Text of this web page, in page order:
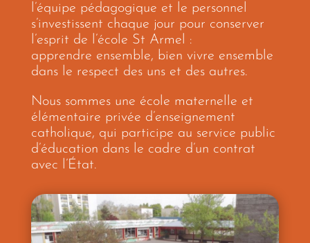
l’équipe pédagogique et le personnel
s’investissent chaque jour pour conserver
l’esprit de l’école St Armel :
apprendre ensemble, bien vivre ensemble
dans le respect des uns et des autres.
Nous sommes une école maternelle et
élémentaire privée d’enseignement
catholique, qui participe au service public
d’éducation dans le cadre d’un contrat
avec l’État.